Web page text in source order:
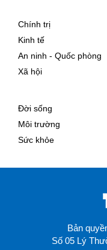
Chính trị
Kinh tế
An ninh - Quốc phòng
Xã hội
Đời sống
Môi trường
Sức khỏe
Bản
Số 05 Lý